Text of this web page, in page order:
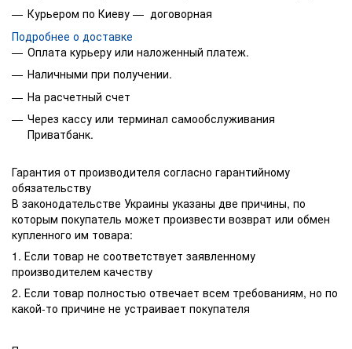
Курьером по Киеву — договорная
Подробнее о доставке
Оплата курьеру или наложенный платеж.
Наличными при получении.
На расчетный счет
Через кассу или терминал самообслуживания
Приватбанк.
Гарантия от производителя согласно гарантийному
обязательству
В законодательстве Украины указаны две причины, по
которым покупатель может произвести возврат или обмен
купленного им товара:
1. Если товар не соответствует заявленному
производителем качеству
2. Если товар полностью отвечает всем требованиям, но по
какой-то причине не устраивает покупателя